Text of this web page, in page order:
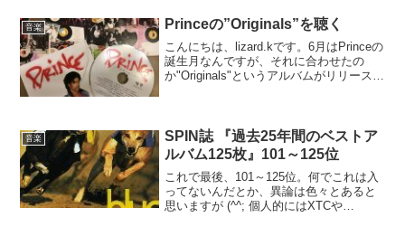
音楽 Princeの”Originals”を聴く
こんにちは、lizard.kです。6月はPrinceの
誕生月なんですが、それに合わせたの
か"Originals"というアルバムがリリースさ
音楽
SPIN誌 『過去25年間のベストア
ルバム125枚』101～125位
これで最後、101～125位。何でこれは入
ってないんだとか、異論は色々とあると
思いますが (^^; 個人的にはXTCや